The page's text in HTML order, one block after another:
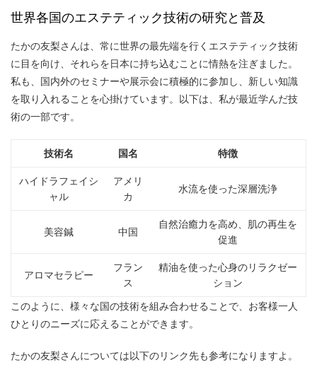
世界各国のエステティック技術の研究と普及
たかの友梨さんは、常に世界の最先端を行くエステティック技術
に目を向け、それらを日本に持ち込むことに情熱を注ぎました。
私も、国内外のセミナーや展示会に積極的に参加し、新しい知識
を取り入れることを心掛けています。以下は、私が最近学んだ技
術の一部です。
技術名 国名 特徴
ハイドラフェイシ
ャル
アメリ
カ
水流を使った深層洗浄
美容鍼 中国
自然治癒力を高め、肌の再生を
促進
アロマセラピー
フラン
ス
精油を使った心身のリラクゼー
ション
このように、様々な国の技術を組み合わせることで、お客様一人
ひとりのニーズに応えることができます。
たかの友梨さんについては以下のリンク先も参考になりますよ。